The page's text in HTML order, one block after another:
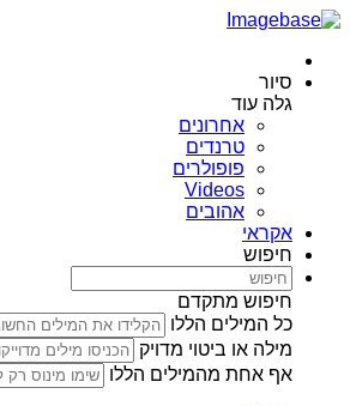
סיור
גלה עוד
אחרונים
טרנדים
פופולרים
Videos
אהובים
אקראי
חיפוש
חיפוש מתקדם
כל המילים הללו
מילה או ביטוי מדויק
אף אחת מהמילים הללו